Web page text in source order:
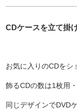
CDケースを立て掛
お気に入りのCDをシ
飾るCDの数は1枚用
同じデザインでDVD